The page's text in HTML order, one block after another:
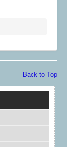
Back to Top